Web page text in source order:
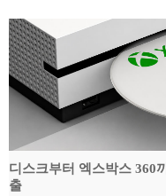
디스크부터 엑스박스 360
출